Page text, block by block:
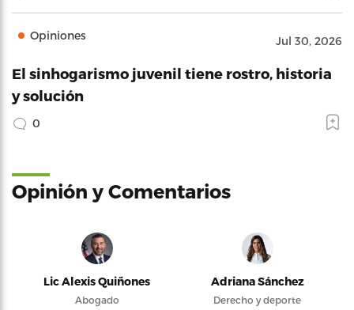
Opiniones Jul 30, 2026
El sinhogarismo juvenil tiene rostro, historia
y solución
0
Opinión y Comentarios
Lic Alexis Quiñones
Abogado
Adriana Sánchez
Derecho y deporte